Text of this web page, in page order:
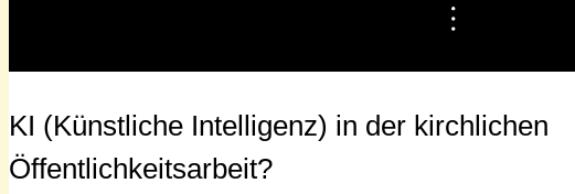
KI (Künstliche Intelligenz) in der kirchlichen
Öffentlichkeitsarbeit?